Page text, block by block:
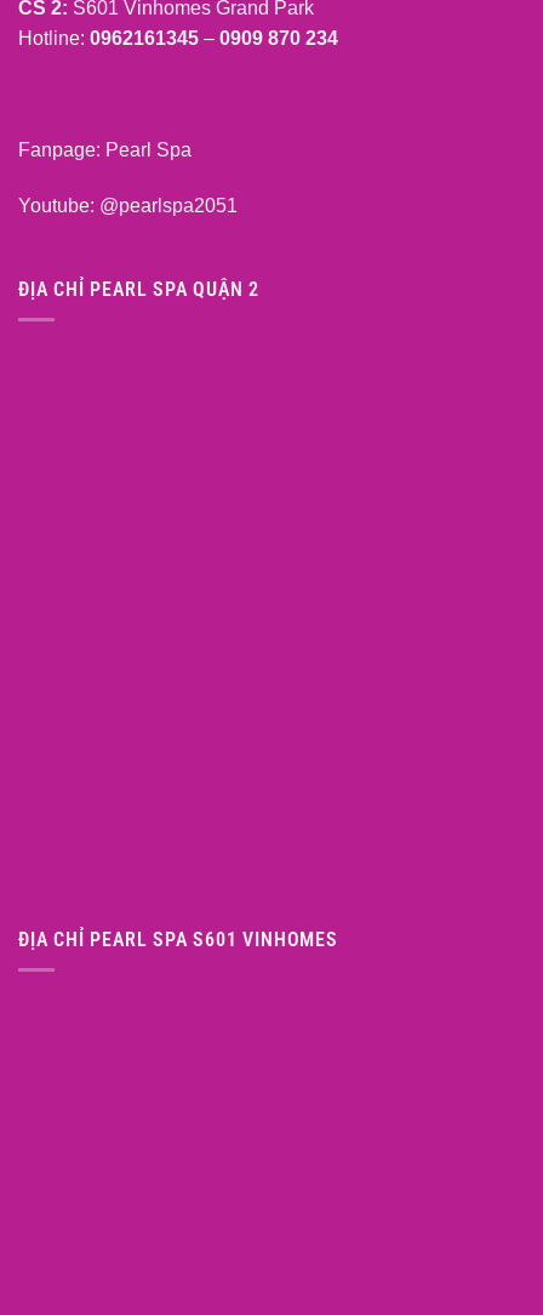
CS 2: S601 Vinhomes Grand Park
Hotline: 0962161345 – 0909 870 234
Fanpage: Pearl Spa
Youtube: @pearlspa2051
ĐỊA CHỈ PEARL SPA QUẬN 2
ĐỊA CHỈ PEARL SPA S601 VINHOMES